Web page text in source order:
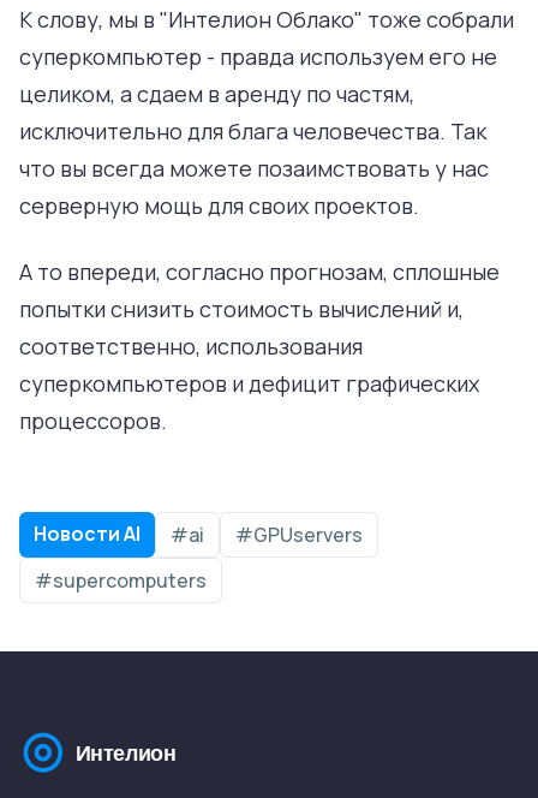
К слову, мы в "Интелион Облако" тоже собрали
суперкомпьютер - правда используем его не
целиком, а сдаем в аренду по частям,
исключительно для блага человечества. Так
что вы всегда можете позаимствовать у нас
серверную мощь для своих проектов.
А то впереди, согласно прогнозам, сплошные
попытки снизить стоимость вычислений и,
соответственно, использования
суперкомпьютеров и дефицит графических
процессоров.
Новости AI #ai
#GPUservers
#supercomputers